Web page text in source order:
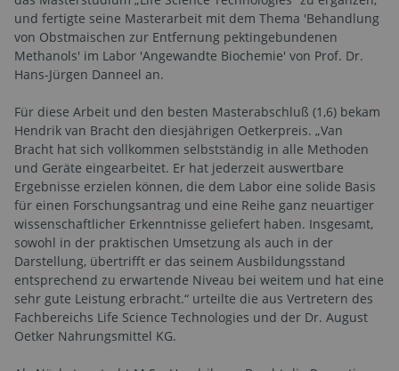
und fertigte seine Masterarbeit mit dem Thema 'Behandlung
von Obstmaischen zur Entfernung pektingebundenen
Methanols' im Labor 'Angewandte Biochemie' von Prof. Dr.
Hans-Jürgen Danneel an.
Für diese Arbeit und den besten Masterabschluß (1,6) bekam
Hendrik van Bracht den diesjährigen Oetkerpreis. „Van
Bracht hat sich vollkommen selbstständig in alle Methoden
und Geräte eingearbeitet. Er hat jederzeit auswertbare
Ergebnisse erzielen können, die dem Labor eine solide Basis
für einen Forschungsantrag und eine Reihe ganz neuartiger
wissenschaftlicher Erkenntnisse geliefert haben. Insgesamt,
sowohl in der praktischen Umsetzung als auch in der
Darstellung, übertrifft er das seinem Ausbildungsstand
entsprechend zu erwartende Niveau bei weitem und hat eine
sehr gute Leistung erbracht.“ urteilte die aus Vertretern des
Fachbereichs Life Science Technologies und der Dr. August
Oetker Nahrungsmittel KG.